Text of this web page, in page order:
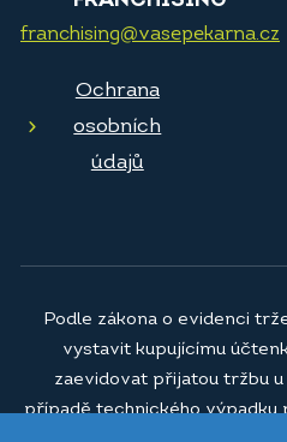
franchising@vasepekarna.cz
Ochrana
osobních
údajů
Podle zákona o evidenci
vystavit kupujícímu
zaevidovat přijatou tržbu
případě technického výpadku